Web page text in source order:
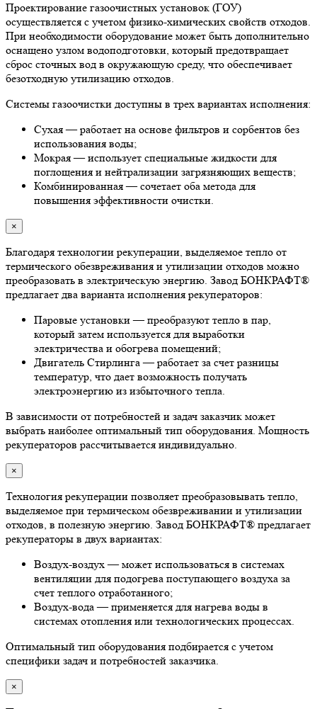
Проектирование газоочистных установок (ГОУ)
осуществляется с учетом физико-химических свойств отходов.
При необходимости оборудование может быть дополнительно
оснащено узлом водоподготовки, который предотвращает
сброс сточных вод в окружающую среду, что обеспечивает
безотходную утилизацию отходов.
Системы газоочистки доступны в трех вариантах исполнения:
Сухая — работает на основе фильтров и сорбентов без
использования воды;
Мокрая — использует специальные жидкости для
поглощения и нейтрализации загрязняющих веществ;
Комбинированная — сочетает оба метода для
повышения эффективности очистки.
×
Благодаря технологии рекуперации, выделяемое тепло от
термического обезвреживания и утилизации отходов можно
преобразовать в электрическую энергию. Завод БОНКРАФТ®
предлагает два варианта исполнения рекуператоров:
Паровые установки — преобразуют тепло в пар,
который затем используется для выработки
электричества и обогрева помещений;
Двигатель Стирлинга — работает за счет разницы
температур, что дает возможность получать
электроэнергию из избыточного тепла.
В зависимости от потребностей и задач заказчик может
выбрать наиболее оптимальный тип оборудования. Мощность
рекуператоров рассчитывается индивидуально.
×
Технология рекуперации позволяет преобразовывать тепло,
выделяемое при термическом обезвреживании и утилизации
отходов, в полезную энергию. Завод БОНКРАФТ® предлагает
рекуператоры в двух вариантах:
Воздух-воздух — может использоваться в системах
вентиляции для подогрева поступающего воздуха за
счет теплого отработанного;
Воздух-вода — применяется для нагрева воды в
системах отопления или технологических процессах.
Оптимальный тип оборудования подбирается с учетом
специфики задач и потребностей заказчика.
×